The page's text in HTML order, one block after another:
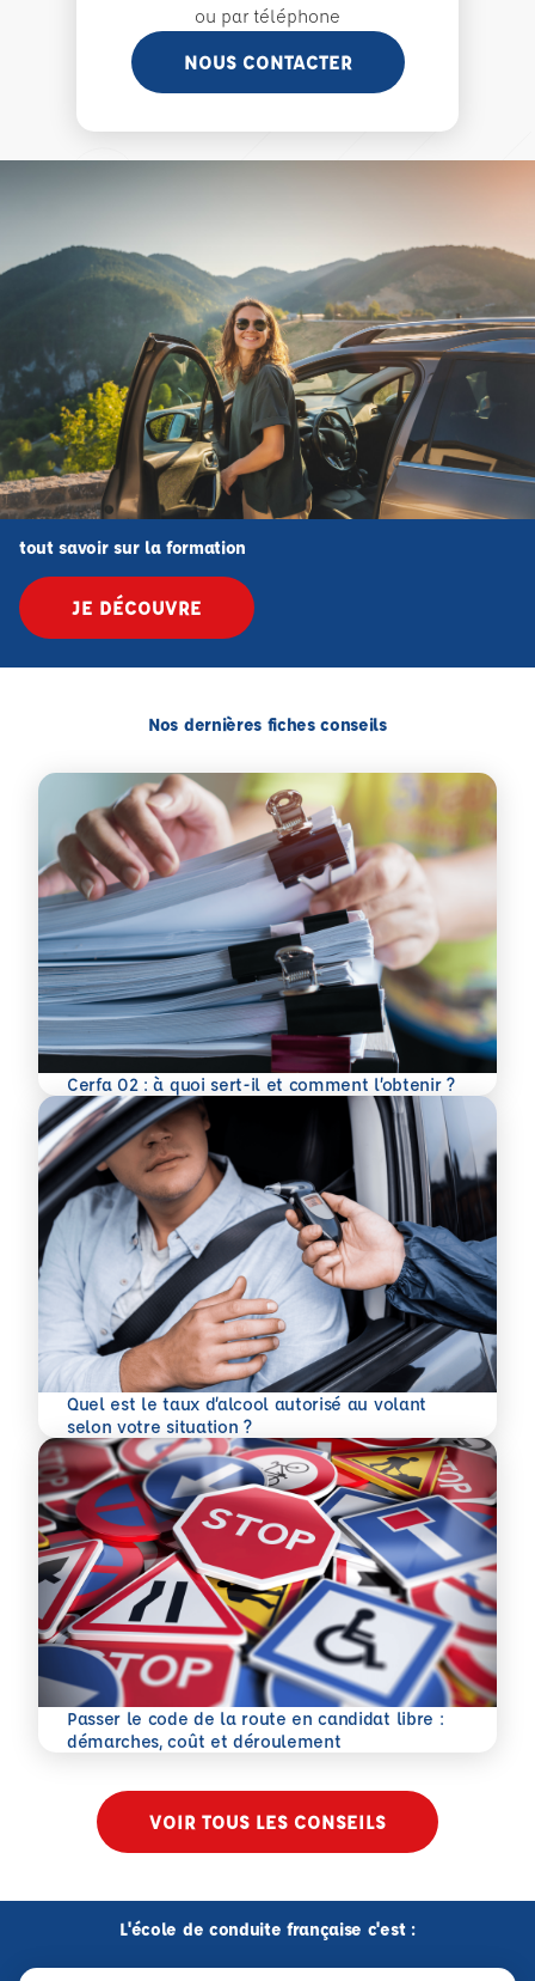
ou par téléphone
NOUS CONTACTER
tout savoir sur la formation
JE DÉCOUVRE
Nos dernières fiches conseils
Cerfa 02 : à quoi sert-il et comment l’obtenir ?
En savoir plus
Quel est le taux d’alcool autorisé au volant
selon votre situation ?
En savoir plus
Passer le code de la route en candidat libre :
démarches, coût et déroulement
En savoir plus
VOIR TOUS LES CONSEILS
L'école de conduite française c'est :